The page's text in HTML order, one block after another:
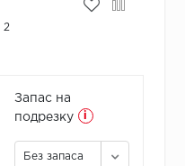
2
Запас на
подрезку
i
Без запаса